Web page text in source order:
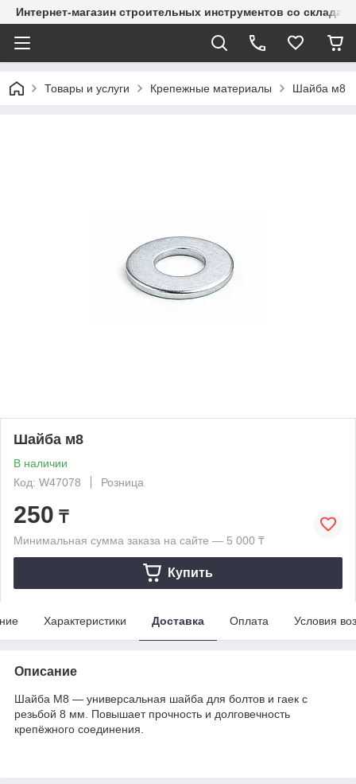
Интернет-магазин строительных инструментов со склада
Товары и услуги Крепежные материалы Шайба м8
Шайба м8
В наличии
Код: W47078
Розница
250 ₸
Минимальная сумма заказа на сайте — 5 000 ₸
Купить
Характеристики Доставка Оплата Условия
Описание
Шайба М8 — универсальная шайба для болтов и гаек с
резьбой 8 мм. Повышает прочность и долговечность
крепёжного соединения.